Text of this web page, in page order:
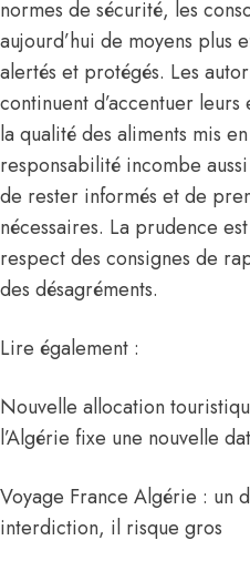
normes de sécurité, les
aujourd’hui de moyens plus
alertés et protégés. Les
continuent d’accentuer
la qualité des aliments mis
responsabilité incombe
de rester informés et de
nécessaires. La prudence
respect des consignes de
des désagréments.
Lire également :
Nouvelle allocation
l’Algérie fixe une nouvelle
Voyage France Algérie : un
interdiction, il risque gros